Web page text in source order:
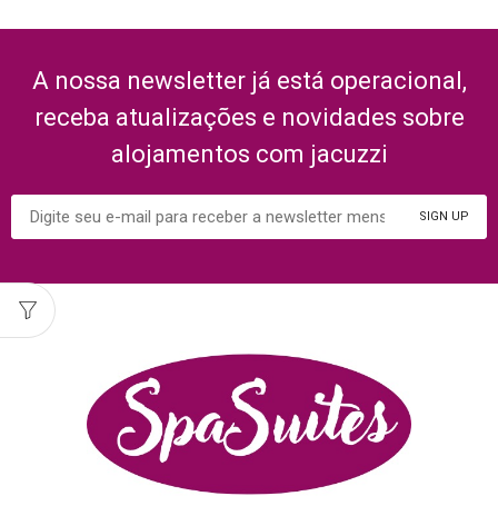
A nossa newsletter já está operacional,
receba atualizações e novidades sobre
alojamentos com jacuzzi